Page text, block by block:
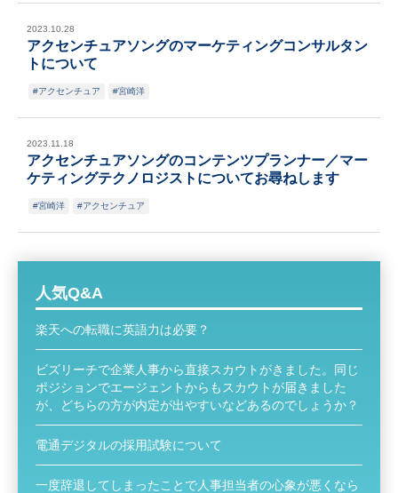
2023.10.28
アクセンチュアソングのマーケティングコンサルタン
トについて
アクセンチュア 宮崎洋
2023.11.18
アクセンチュアソングのコンテンツプランナー／マー
ケティングテクノロジストについてお尋ねします
宮崎洋 アクセンチュア
人気Q&A
楽天への転職に英語力は必要？
ビズリーチで企業人事から直接スカウトがきました。同じ
ポジションでエージェントからもスカウトが届きました
が、どちらの方が内定が出やすいなどあるのでしょうか？
電通デジタルの採用試験について
一度辞退してしまったことで人事担当者の心象が悪くなら